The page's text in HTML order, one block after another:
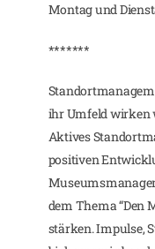
Montag und
*******
ihr Umfeld wirken
Aktives
positiven
dem Thema “Den
stärken. Impulse,